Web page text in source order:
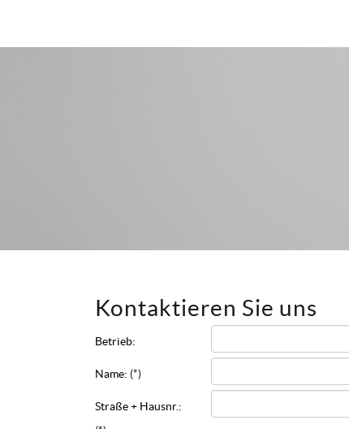
Kontaktieren Sie uns
Betrieb:
Name: (*)
Straße + Hausnr.: